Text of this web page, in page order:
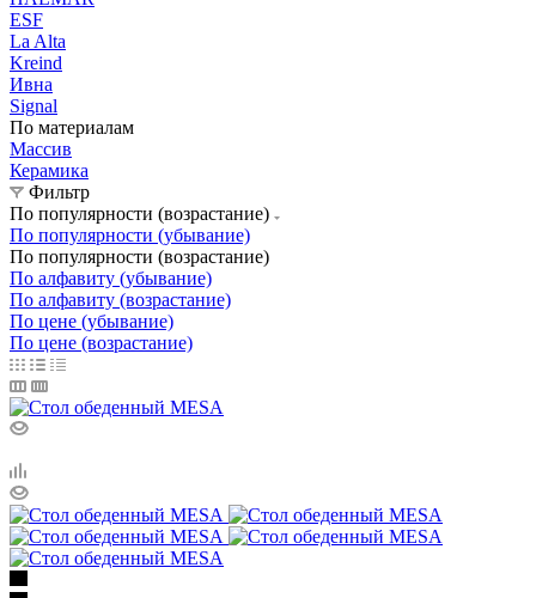
ESF
La Alta
Kreind
Ивна
Signal
По материалам
Массив
Керамика
Фильтр
По популярности (возрастание)
По популярности (убывание)
По популярности (возрастание)
По алфавиту (убывание)
По алфавиту (возрастание)
По цене (убывание)
По цене (возрастание)